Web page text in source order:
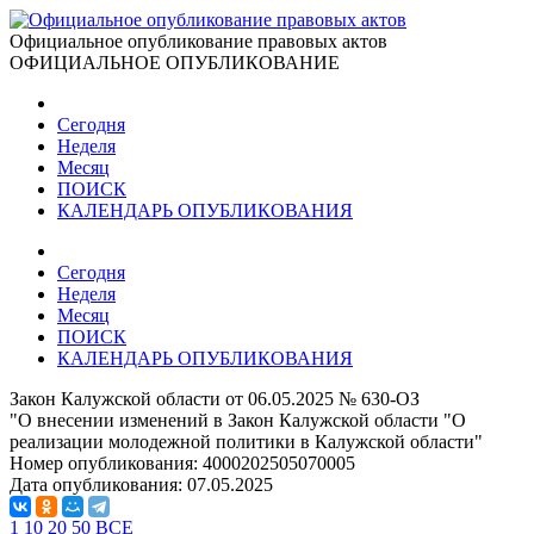
Официальное опубликование правовых актов
ОФИЦИАЛЬНОЕ ОПУБЛИКОВАНИЕ
Сегодня
Неделя
Месяц
ПОИСК
КАЛЕНДАРЬ ОПУБЛИКОВАНИЯ
Сегодня
Неделя
Месяц
ПОИСК
КАЛЕНДАРЬ ОПУБЛИКОВАНИЯ
Закон Калужской области от 06.05.2025 № 630-ОЗ
"О внесении изменений в Закон Калужской области "О
реализации молодежной политики в Калужской области"
Номер опубликования: 4000202505070005
Дата опубликования: 07.05.2025
1 10 20 50 ВСЕ